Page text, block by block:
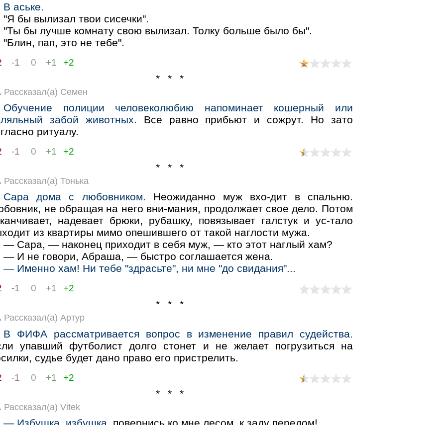
В аське.
"Я бы вылизал твои сисечки".
"Ты бы лучше комнату свою вылизал. Толку больше было бы".
"Блин, пап, это не тебе".
-1 0 +1 +2
* * *
Рассказал(а) Семен
Обучение полиции человеколюбию напоминает кошерный или
забой животных. Все равно прибьют и сожрут. Но зато
ритуалу.
-1 0 +1 +2
* * *
Рассказал(а) Тонька
Сара дома с любовником. Неожиданно муж вхо-дит в спальню.
не обращая на него вни-мания, продолжает свое дело. Потом
надевает брюки, рубашку, повязывает галстук и ус-тало
из квартиры мимо опешившего от такой наглости мужа.
— Сара, — наконец приходит в себя муж, — кто этот наглый хам?
— И не говори, Абраша, — быстро соглашается жена.
— Именно хам! Ни тебе "здрасьте", ни мне "до свидания"...
-1 0 +1 +2
* * *
Рассказал(а) Артур
В ФИФА рассматривается вопрос в изменение правил судейства.
упавший футболист долго стонет и не желает погрузиться на
судье будет дано право его пристрелить.
-1 0 +1 +2
* * *
Рассказал(а) Vitek